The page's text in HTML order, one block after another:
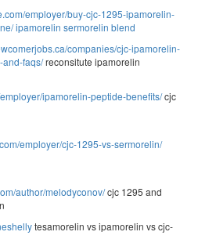
employer/buy-cjc-1295-ipamorelin-
ipamorelin sermorelin blend
companies/cjc-ipamorelin-
and-faqs/reconsitute ipamorelin
ipamorelin-peptide-benefits/cjc
employer/cjc-1295-vs-sermorelin/
author/melodyconov/cjc 1295 and
tesamorelin vs ipamorelin vs cjc-